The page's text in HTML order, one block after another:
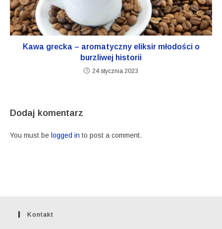
Kawa grecka – aromatyczny eliksir młodości o
burzliwej historii
24 stycznia 2023
Dodaj komentarz
You must be logged in to post a comment.
Kontakt